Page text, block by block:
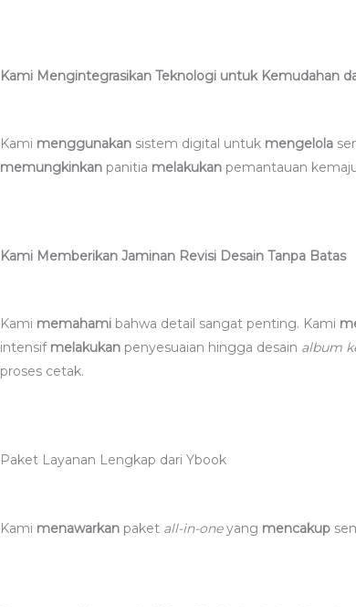
Kami Mengintegrasikan Teknologi untuk Kemudahan
Kami menggunakan sistem digital untuk mengelola
memungkinkan panitia melakukan pemantauan
Kami Memberikan Jaminan Revisi Desain Tanpa Batas
Kami memahami bahwa detail sangat penting. Kami
intensif melakukan penyesuaian hingga desain album
proses cetak.
Paket Layanan Lengkap dari Ybook
Kami menawarkan paket all-in-oneyang mencakup